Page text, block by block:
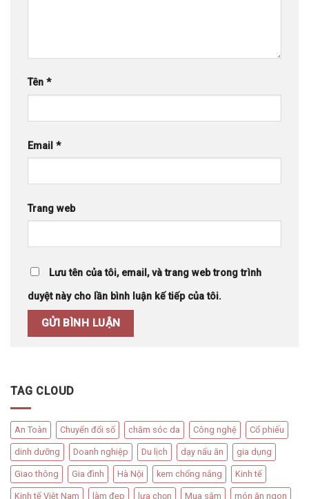
Tên *
Email *
Trang web
Lưu tên của tôi, email, và trang web trong trình
duyệt này cho lần bình luận kế tiếp của tôi.
TAG CLOUD
An Toàn Chuyển đổi số chăm sóc da Công nghệ Cổ phiếu
dinh dưỡng Doanh nghiệp Du lịch dạy nấu ăn gia dụng
Giao thông Gia đình Hà Nội kem chống nắng Kinh tế
Kinh tế Việt Nam làm đẹp lựa chọn Mua sắm món ăn ngon